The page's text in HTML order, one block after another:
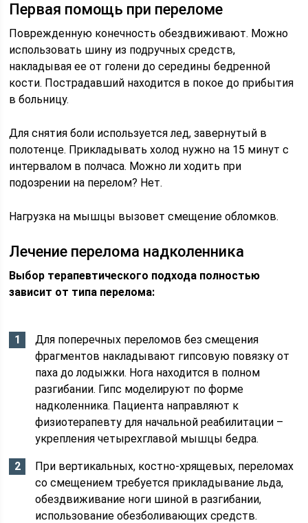
Первая помощь при переломе
Поврежденную конечность обездвиживают. Можно
использовать шину из подручных средств,
накладывая ее от голени до середины бедренной
кости. Пострадавший находится в покое до прибытия
в больницу.
Для снятия боли используется лед, завернутый в
полотенце. Прикладывать холод нужно на 15 минут с
интервалом в полчаса. Можно ли ходить при
подозрении на перелом? Нет.
Нагрузка на мышцы вызовет смещение обломков.
Лечение перелома надколенника
Выбор терапевтического подхода полностью
зависит от типа перелома:
Для поперечных переломов без смещения
фрагментов накладывают гипсовую повязку от
паха до лодыжки. Нога находится в полном
разгибании. Гипс моделируют по форме
надколенника. Пациента направляют к
физиотерапевту для начальной реабилитации –
укрепления четырехглавой мышцы бедра.
При вертикальных, костно-хрящевых, переломах
со смещением требуется прикладывание льда,
обездвиживание ноги шиной в разгибании,
использование обезболивающих средств.